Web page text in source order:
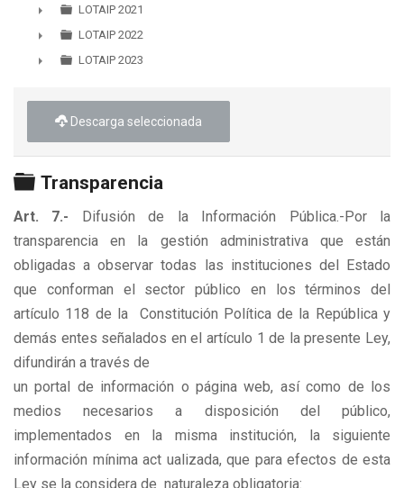
►
►
LOTAIP 2021
►
LOTAIP 2022
LOTAIP 2023
Descarga seleccionada
Carpeta
Transparencia
Art. 7.- Difusión de la Información Pública.-Por la
transparencia en la gestión administrativa que están
obligadas a observar todas las instituciones del Estado
que conforman el sector público en los términos del
artículo 118 de la Constitución Política de la República y
demás entes señalados en el artículo 1 de la presente Ley,
difundirán a través de
un portal de información o página web, así como de los
medios necesarios a disposición del público,
implementados en la misma institución, la siguiente
información mínima act ualizada, que para efectos de esta
Ley se la considera de naturaleza obligatoria: